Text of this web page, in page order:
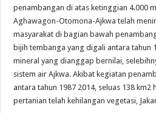
penambangan di atas ketinggian 4.000
Aghawagon-Otomona-Ajkwa telah
masyarakat di bagian bawah
bijih tembanga yang digali antara tahun
mineral yang dianggap bernilai,
sistem air Ajkwa. Akibat kegiatan
antara tahun 1987 2014, seluas 138 km2
pertanian telah kehilangan vegetasi,